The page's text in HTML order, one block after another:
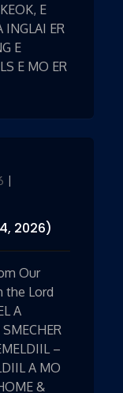
E
INGLAI ER
E
E MO ER
2026)
Our
the Lord
A
–
A MO
&